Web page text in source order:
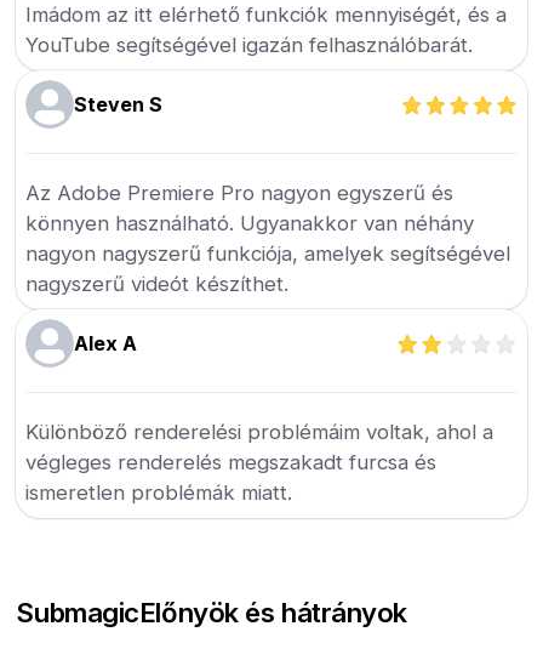
Imádom az itt elérhető funkciók mennyiségét, és a
YouTube segítségével igazán felhasználóbarát.
Steven S
Az Adobe Premiere Pro nagyon egyszerű és
könnyen használható. Ugyanakkor van néhány
nagyon nagyszerű funkciója, amelyek segítségével
nagyszerű videót készíthet.
Alex A
Különböző renderelési problémáim voltak, ahol a
végleges renderelés megszakadt furcsa és
ismeretlen problémák miatt.
SubmagicElőnyök és hátrányok